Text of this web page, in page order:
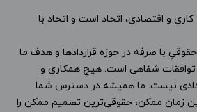
و اقتصادی، اتحاد است و اتحاد با
با صرفه در حوزه قراردادها و هدف ما
توافقات شفاهی است. هیچ همکاری و
نیست. ما همیشه در دسترس شما
زمان ممکن، حقوقی‌ترین تصمیم ممکن را